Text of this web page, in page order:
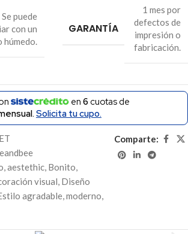
Se puede
con un
GARANTÍA
1 mes por
defectos de
impresión o
fabricación.
en6 cuotas de
Solicita tu cupo.
aestethic Bonito
visual Diseño
agradable moderno
Comparte: